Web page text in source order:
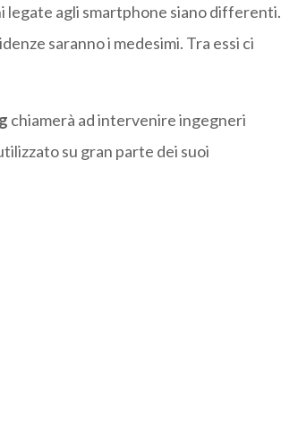
agli smartphone siano differenti.
saranno i medesimi. Tra essi ci
chiamerà ad intervenire ingegneri
su gran parte dei suoi